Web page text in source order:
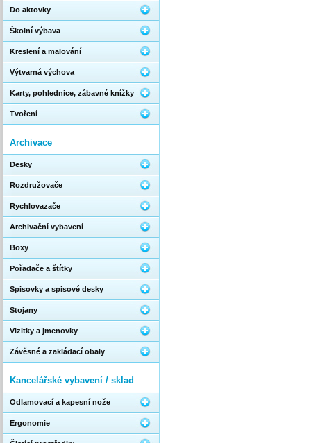
Do aktovky
Školní výbava
Kreslení a malování
Výtvarná výchova
Karty, pohlednice, zábavné knížky
Tvoření
Archivace
Desky
Rozdružovače
Rychlovazače
Archivační vybavení
Boxy
Pořadače a štítky
Spisovky a spisové desky
Stojany
Vizitky a jmenovky
Závěsné a zakládací obaly
Kancelářské vybavení / sklad
Odlamovací a kapesní nože
Ergonomie